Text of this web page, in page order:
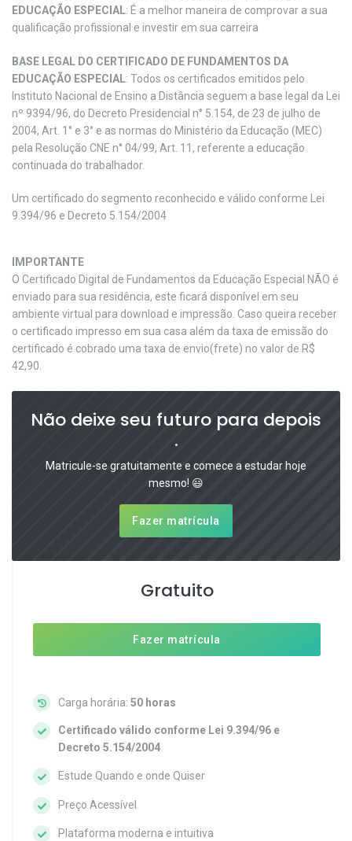
EDUCAÇÃO ESPECIAL: É a melhor maneira de comprovar a sua
qualificação profissional e investir em sua carreira
BASE LEGAL DO CERTIFICADO DE FUNDAMENTOS DA
EDUCAÇÃO ESPECIAL: Todos os certificados emitidos pelo
Instituto Nacional de Ensino a Distância seguem a base legal da Lei
nº 9394/96, do Decreto Presidencial n° 5.154, de 23 de julho de
2004, Art. 1° e 3° e as normas do Ministério da Educação (MEC)
pela Resolução CNE n° 04/99, Art. 11, referente a educação
continuada do trabalhador.
Um certificado do segmento reconhecido e válido conforme Lei
9.394/96 e Decreto 5.154/2004
IMPORTANTE
O Certificado Digital de Fundamentos da Educação Especial NÃO é
enviado para sua residência, este ficará disponível em seu
ambiente virtual para download e impressão. Caso queira receber
o certificado impresso em sua casa além da taxa de emissão do
certificado é cobrado uma taxa de envio(frete) no valor de R$
42,90.
Não deixe seu futuro para depois
.
Matricule-se gratuitamente e comece a estudar hoje
mesmo! 😃
Fazer matrícula
Gratuito
Fazer matrícula
Carga horária: 50 horas
Certificado válido conforme Lei 9.394/96 e
Decreto 5.154/2004
Estude Quando e onde Quiser
Preço Acessível
Plataforma moderna e intuitiva